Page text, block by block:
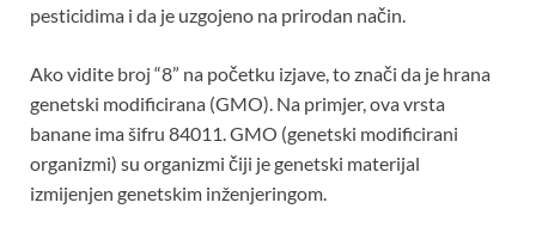
pesticidima i da je uzgojeno na prirodan način.
Ako vidite broj “8” na početku izjave, to znači da je hrana
genetski modificirana (GMO). Na primjer, ova vrsta
banane ima šifru 84011. GMO (genetski modificirani
organizmi) su organizmi čiji je genetski materijal
izmijenjen genetskim inženjeringom.